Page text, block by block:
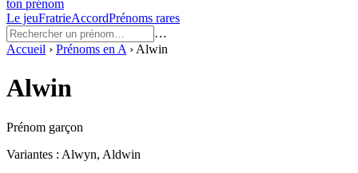
ton prénom
Le jeuFratrieAccordPrénoms rares
…
Accueil › Prénoms en A › Alwin
Alwin
Prénom garçon
Variantes : Alwyn, Aldwin